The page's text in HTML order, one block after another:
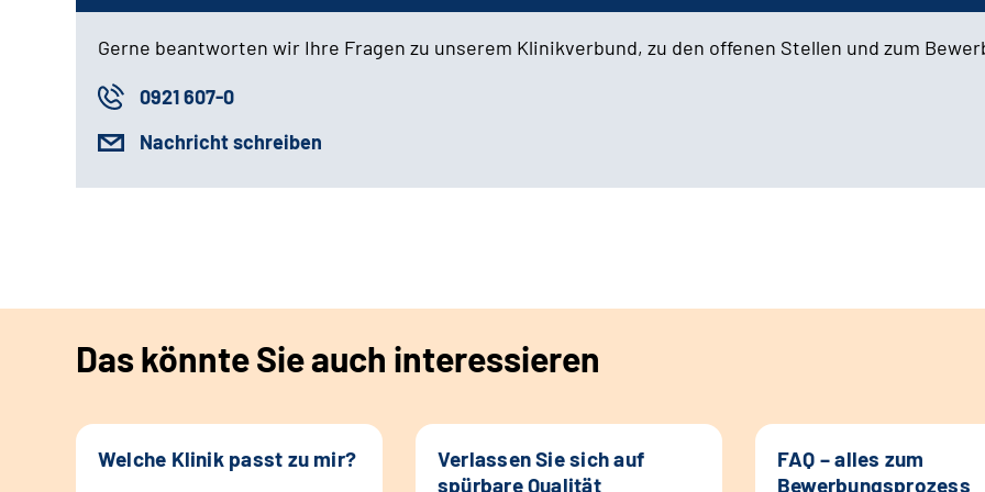
Gerne beantworten wir Ihre Fragen zu unserem Klinikverbund, zu den offenen Stellen und zum
0921 607-0
Nachricht schreiben
Das könnte Sie auch interessieren
Welche Klinik passt zu mir?
Verlassen Sie sich auf
spürbare Qualität
FAQ – alles zum
Bewerbungsprozess